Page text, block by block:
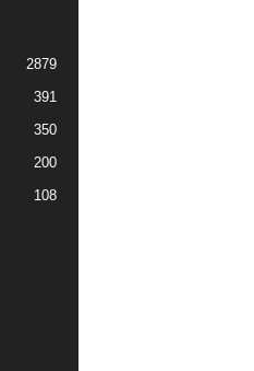
2879
391
350
200
108